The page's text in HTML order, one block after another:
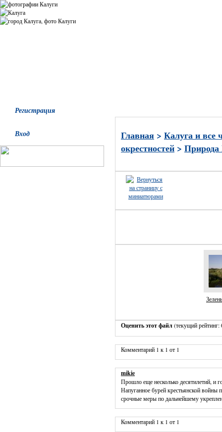
Регистрация
Вход Главная > Калуга и все
окрестностей > Природа
Оценить этот файл(текущий
Комментарий 1 к 1 от 1
mikie
Прошло еще несколько десятилетий, и
Напуганное бурей крестьянской войны
срочные меры по дальнейшему
Комментарий 1 к 1 от 1